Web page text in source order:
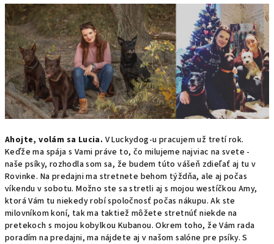
Ahojte, volám sa Lucia. V Luckydog-u pracujem už tretí rok.
Keďže ma spája s Vami práve to, čo milujeme najviac na svete -
naše psíky, rozhodla som sa, že budem túto vášeň zdieľať aj tu v
Rovinke. Na predajni ma stretnete behom týždňa, ale aj počas
víkendu v sobotu. Možno ste sa stretli aj s mojou westíčkou Amy,
ktorá Vám tu niekedy robí spoločnosť počas nákupu. Ak ste
milovníkom koní, tak ma taktiež môžete stretnúť niekde na
pretekoch s mojou kobylkou Kubanou. Okrem toho, že Vám rada
poradím na predajni, ma nájdete aj v našom salóne pre psíky. S